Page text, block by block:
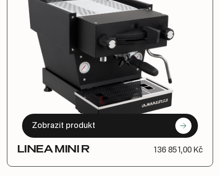
Zobrazit produkt
LINEA MINI R 136 851,00 Kč